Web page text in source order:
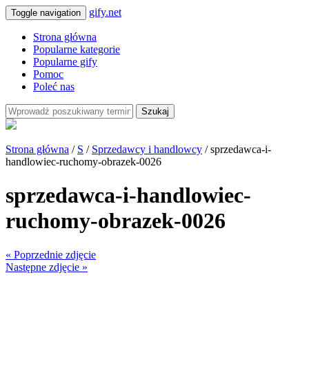
Toggle navigation gify.net
Strona główna
Popularne kategorie
Popularne gify
Pomoc
Poleć nas
Szukaj
Strona główna / S / Sprzedawcy i handlowcy / sprzedawca-i-
handlowiec-ruchomy-obrazek-0026
sprzedawca-i-handlowiec-
ruchomy-obrazek-0026
« Poprzednie zdjęcie
Następne zdjęcie »